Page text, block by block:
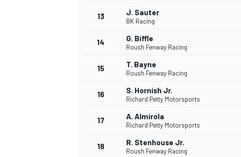
FÓRMULA E
13 J. Sauter
BK Racing
14 G. Biffle
Roush Fenway Racing
15 T. Bayne
Roush Fenway Racing
16 S. Hornish Jr.
Richard Petty Motorsports
17 A. Almirola
Richard Petty Motorsports
18 R. Stenhouse Jr.
Roush Fenway Racing